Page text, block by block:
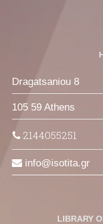
Dragatsaniou 8
105 59 Athens
2144055251
info isotita gr
LIBRARY